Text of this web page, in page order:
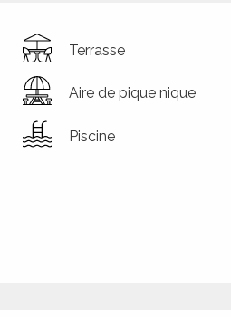
Terrasse
Aire de pique nique
Piscine